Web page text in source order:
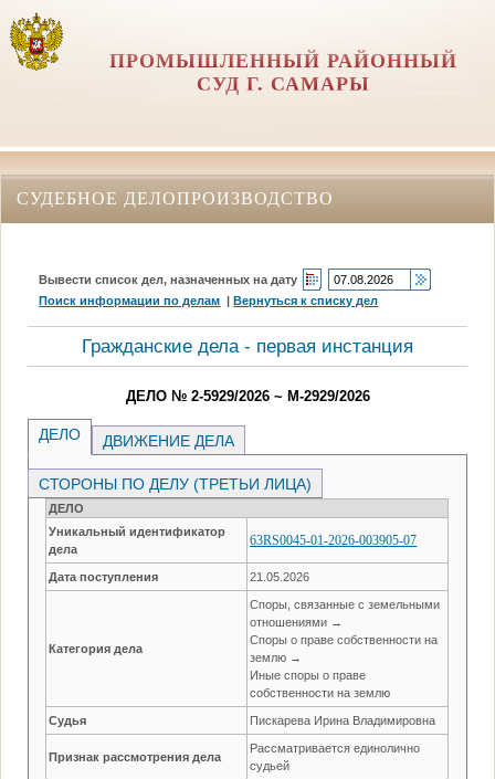
ПРОМЫШЛЕННЫЙ РАЙОННЫЙ
СУД Г. САМАРЫ
СУДЕБНОЕ ДЕЛОПРОИЗВОДСТВО
Вывести список дел, назначенных на дату
Поиск информации по делам |Вернуться к списку дел
Гражданские дела - первая инстанция
ДЕЛО № 2-5929/2026 ~ М-2929/2026
ДЕЛО ДВИЖЕНИЕ ДЕЛА
СТОРОНЫ ПО ДЕЛУ (ТРЕТЬИ ЛИЦА)
ДЕЛО
Уникальный идентификатор
дела
63RS0045-01-2026-003905-07
Дата поступления 21.05.2026
Категория дела
Споры, связанные с земельными
отношениями →
Споры о праве собственности на
землю →
Иные споры о праве
собственности на землю
Судья Пискарева Ирина Владимировна
Признак рассмотрения дела
Рассматривается единолично
судьей